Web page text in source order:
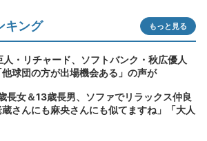
キング もっと見る
・リチャード、ソフトバンク・秋広優人
球団の方が出場機会ある」の声が
長女＆13歳長男、ソファでリラックス仲良
さんにも麻央さんにも似てますね」「大人